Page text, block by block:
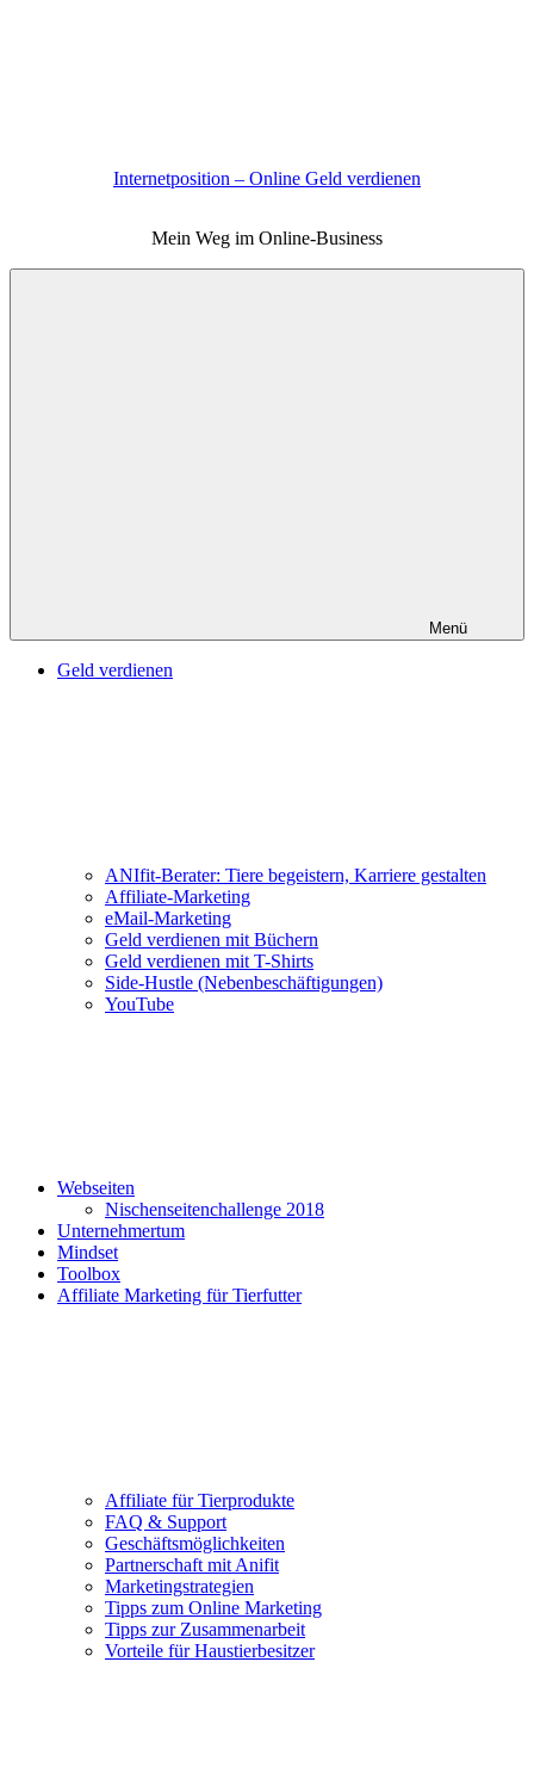
Internetposition – Online Geld verdienen
Mein Weg im Online-Business
Menü
Geld verdienen
ANIfit-Berater: Tiere begeistern, Karriere gestalten
Affiliate-Marketing
eMail-Marketing
Geld verdienen mit Büchern
Geld verdienen mit T-Shirts
Side-Hustle (Nebenbeschäftigungen)
YouTube
Webseiten
Nischenseitenchallenge 2018
Unternehmertum
Mindset
Toolbox
Affiliate Marketing für Tierfutter
Affiliate für Tierprodukte
FAQ & Support
Geschäftsmöglichkeiten
Partnerschaft mit Anifit
Marketingstrategien
Tipps zum Online Marketing
Tipps zur Zusammenarbeit
Vorteile für Haustierbesitzer